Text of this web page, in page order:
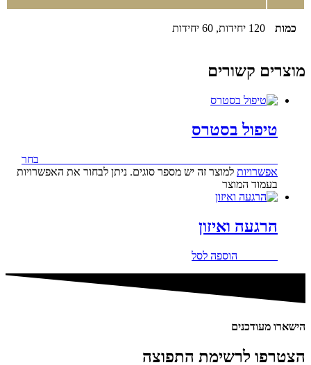
כמות 120 יחידות, 60 יחידות
מוצרים קשורים
טיפול בסטרס
בחר
אפשרויות למוצר זה יש מספר סוגים. ניתן לבחור את האפשרויות
בעמוד המוצר
הרגעה ואיזון
הוספה לסל
הישארו מעודכנים
הצטרפו לרשימת התפוצה